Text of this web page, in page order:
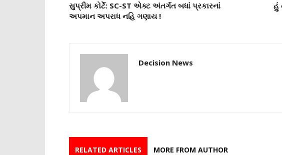
સુપ્રીમ કોર્ટે: SC-ST એક્ટ અંતર્ગત બધાં પ્રકારનાં
અપમાન અપરાધ નહિ ગણાય !
હું
Decision News
RELATED ARTICLES MORE FROM AUTHOR